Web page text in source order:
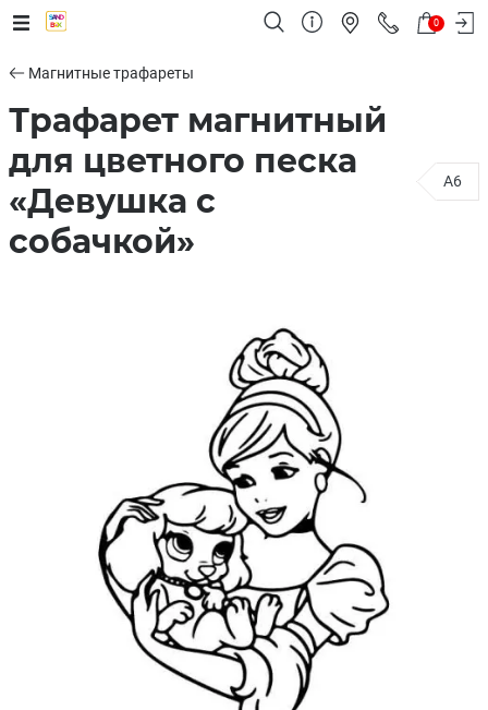
0
Магнитные трафареты
Трафарет магнитный
для цветного песка
«Девушка с
собачкой»
A6